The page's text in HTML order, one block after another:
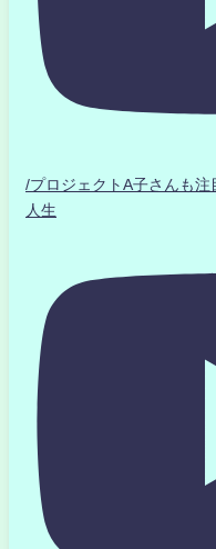
/プロジェクトA子さんも
人生